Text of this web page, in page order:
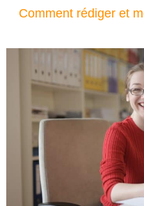
Comment rédiger et